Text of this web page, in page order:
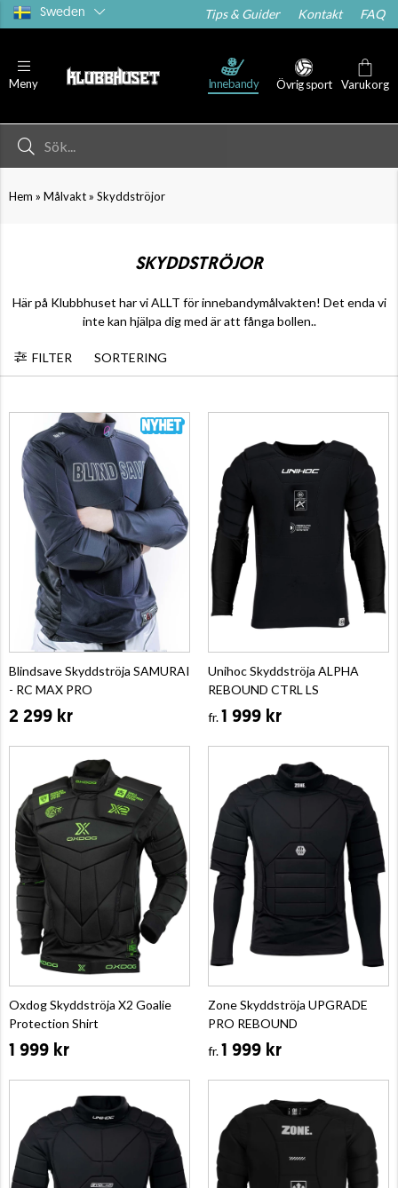
Sweden Tips & Guider Kontakt FAQ
Meny Innebandy Övrig sport Varukorg
Hem » Målvakt» Skyddströjor
SKYDDSTRÖJOR
Här på Klubbhuset har vi ALLT för innebandymålvakten! Det enda vi
inte kan hjälpa dig med är att fånga bollen..
FILTER SORTERING
Blindsave Skyddströja SAMURAI
- RC MAX PRO
2 299 kr
Unihoc Skyddströja ALPHA
REBOUND CTRL LS
fr.1 999 kr
Oxdog Skyddströja X2 Goalie
Protection Shirt
1 999 kr
Zone Skyddströja UPGRADE
PRO REBOUND
fr.1 999 kr